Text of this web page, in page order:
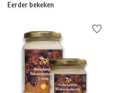
Eerder bekeken